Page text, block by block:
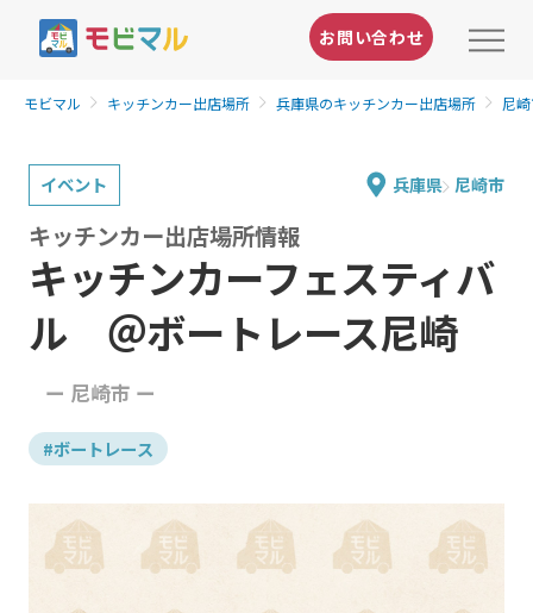
お問い合わせ
モビマル キッチンカー出店場所 兵庫県のキッチンカー出店場所 尼
イベント 兵庫県 尼崎市
キッチンカーフェスティバ
ル ＠ボートレース尼崎
ー 尼崎市 ー
キッチンカー出店場所情報
#ボートレース